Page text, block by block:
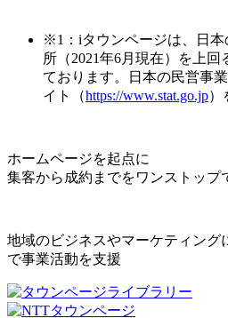
※1：iタウンページは、日本
所（2021年6月現在）を上
ております。日本の民営事
イト（https://www.stat.go.jp）
ホームページを起点に
集客から成約までをワンストップ
地域のビジネスやマーケティング
で事業活動を支援